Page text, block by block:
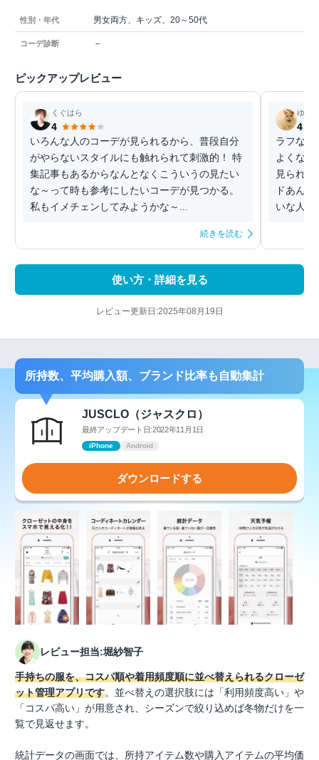
性別・年代 男女両方、キッズ、20～50代
コーデ診断 －
ピックアップレビュー
くぐはら
4
いろんな人のコーデが見られるから、普段自分
がやらないスタイルにも触れられて刺激的！ 特
集記事もあるからなんとなくこういうの見たい
な～って時も参考にしたいコーデが見つかる。
私もイメチェンしてみようかな～...
続きを読む
ゆき
4
ラフなコ
よくな
見られ
ドあん
いな人に
使い方・詳細を見る
レビュー更新日:2025年08月19日
所持数、平均購入額、ブランド比率も自動集計
JUSCLO（ジャスクロ）
最終アップデート日:2022年11月1日
iPhone Android
ダウンロードする
レビュー担当:堀紗智子
手持ちの服を、コスパ順や着用頻度順に並べ替えられるクローゼ
ット管理アプリです。並べ替えの選択肢には「利用頻度高い」や
「コスパ高い」が用意され、シーズンで絞り込めば冬物だけを一
覧で見返せます。
統計データの画面では、所持アイテム数や購入アイテムの平均価